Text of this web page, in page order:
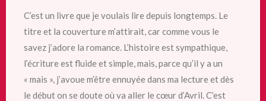
C’est un livre que je voulais lire depuis longtemps. Le
titre et la couverture m’attirait, car comme vous le
savez j’adore la romance. L’histoire est sympathique,
l’écriture est fluide et simple, mais,parce qu’il y a un
« mais », j’avoue m’être ennuyée dans ma lecture et dès
le début on se doute où va aller le cœur d’Avril. C’est